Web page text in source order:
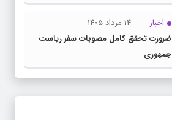
اخبار
14 مرداد 1405
ضرورت تحقق کامل مصوبات سفر ریاست‌
جمهوری